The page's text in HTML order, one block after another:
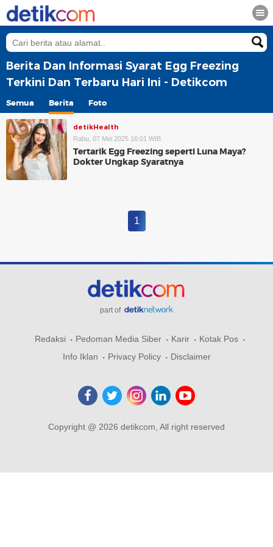
Berita Dan Informasi Syarat Egg Freezing
Terkini Dan Terbaru Hari Ini - Detikcom
Semua Berita Foto
detikHealth
Rabu, 07 Mei 2025 16:01 WIB
Tertarik Egg Freezing seperti Luna Maya?
Dokter Ungkap Syaratnya
1
part of
Redaksi Pedoman Media Siber Karir
Kotak Pos
Info Iklan
Privacy Policy Disclaimer
Copyright @ 2026 detikcom, All right reserved